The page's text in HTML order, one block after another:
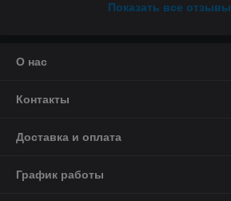
Показать все отзывы
О нас
Контакты
Доставка и оплата
График работы